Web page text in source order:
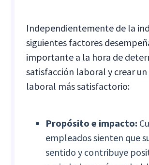
Independientemente de la
siguientes factores
importante a la hora de
satisfacción laboral y crear
laboral más satisfactorio:
Propósito e impacto:
empleados sienten que
sentido y contribuye